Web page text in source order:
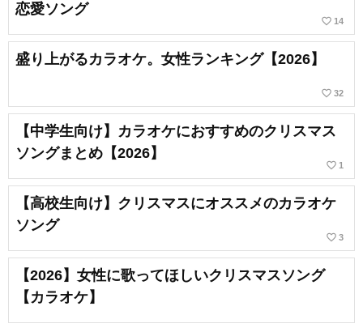
恋愛ソング
favorite_border 14
盛り上がるカラオケ。女性ランキング【2026】
favorite_border 32
【中学生向け】カラオケにおすすめのクリスマス
ソングまとめ【2026】
favorite_border 1
【高校生向け】クリスマスにオススメのカラオケ
ソング
favorite_border 3
【2026】女性に歌ってほしいクリスマスソング
【カラオケ】